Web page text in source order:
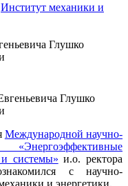
Институт механики и
Глушко
Международной научно-
системы» и.о. ректора
с научно-
и энергетики.